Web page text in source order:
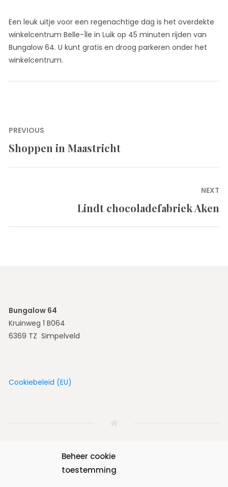
Beheer cookie
toestemming
Een leuk uitje voor een regenachtige dag is het overdekte
winkelcentrum Belle-Île in Luik op 45 minuten rijden van
Bungalow 64. U kunt gratis en droog parkeren onder het
winkelcentrum.
Bericht
navigatie
PREVIOUS
Previous
Shoppen in Maastricht
NEXT
Lindt chocoladefabriek Aken
Bungalow 64
Kruinweg 1 B064
6369 TZ Simpelveld
Cookiebeleid (EU)
Woning Omgeving